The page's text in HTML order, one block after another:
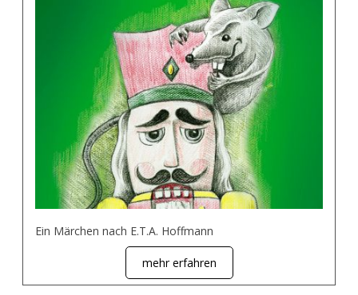
Ein Märchen nach E.T.A. Hoffmann
mehr erfahren